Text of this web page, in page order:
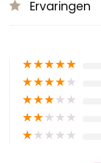
Ervaringen
★★★★★
★★★★★
★★★★★
★★★★★
★★★★★